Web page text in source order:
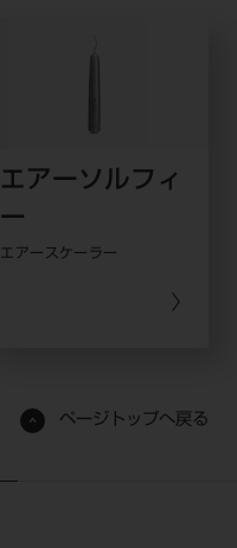
エアーソルフィ
ー
エアースケーラー
ページトップへ戻る